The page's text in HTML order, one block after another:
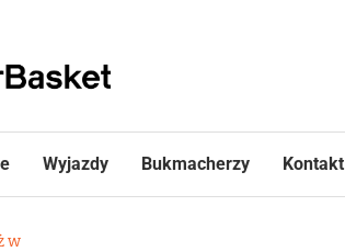
Wyjazdy Bukmacherzy Kontakt
w